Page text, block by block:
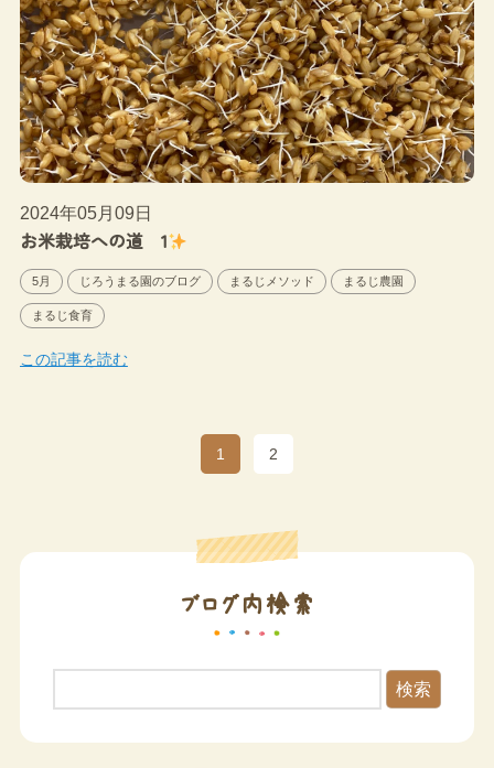
2024年05月09日
お米栽培への道 1
5月 じろうまる園のブログ まるじメソッド まるじ農園
まるじ食育
この記事を読む
1 2
ブログ内検索
検索